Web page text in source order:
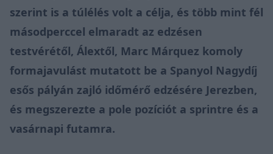
szerint is a túlélés volt a célja, és több mint fél
másodperccel elmaradt az edzésen
testvérétől, Álextől, Marc Márquez komoly
formajavulást mutatott be a Spanyol Nagydíj
esős pályán zajló időmérő edzésére Jerezben,
és megszerezte a pole pozíciót a sprintre és a
vasárnapi futamra.